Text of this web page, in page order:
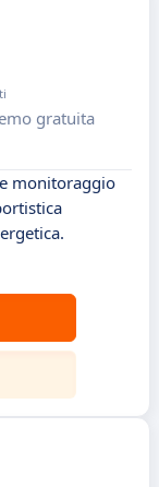
gratuita
monitoraggio